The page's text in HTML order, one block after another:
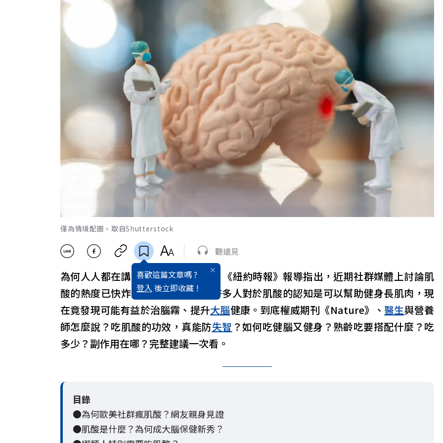
僅為情境配圖，取自Shutterstock
喜歡這篇文章嗎 ?
登入 後立即收藏 !
聽遠見
為何人人都在講肌酸（Creatine）？《紐約時報》報導指出，近期社群媒體上討論肌
酸的熱度已快炸鍋，主要在於原來許多人對於肌酸的認知是可以幫助健身長肌肉，現
在竟發現可能有益於治腦霧、提升大腦健康。到底權威期刊《Nature》、醫生與營養
師怎麼說？吃肌酸的功效，真能防失智 ？如何吃健腦又健身？熟齡吃要搭配什麼？吃
多少？副作用在哪？完整建議一次看。
目錄
●為何歐美社群瘋肌酸？網友親身見證
●肌酸是什麼？為何成大腦保健新秀？